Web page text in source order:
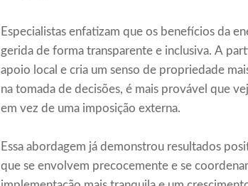
Especialistas enfatizam que os benefícios da
gerida de forma transparente e inclusiva. A
apoio local e cria um senso de propriedade
na tomada de decisões, é mais provável que
em vez de uma imposição externa.
Essa abordagem já demonstrou resultados
que se envolvem precocemente e se